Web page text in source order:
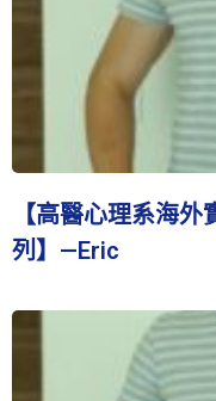
【高醫心理系海
列】—Eric